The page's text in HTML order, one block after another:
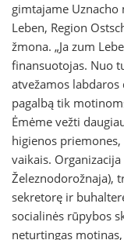
gimtajame Uznacho
Leben, Region
žmona. „Ja zum
finansuotojas. Nuo
atvežamos labdaros
pagalbą tik
Ėmėme vežti
higienos
vaikais.
Železnodorožnaja),
sekretorę ir
socialinės rūpybos
neturtingas